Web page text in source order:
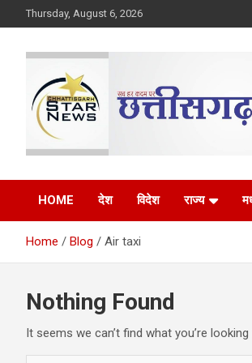
to
Thursday, August 6, 2026
Chhattisgarh
HOME देश विदेश राज्य
Home Blog Air taxi
Nothing Found
It seems we can’t find what you’re